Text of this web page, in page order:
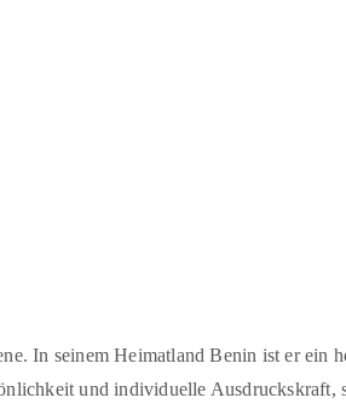
In seinem Heimatland Benin ist er ein
und individuelle Ausdruckskraft,